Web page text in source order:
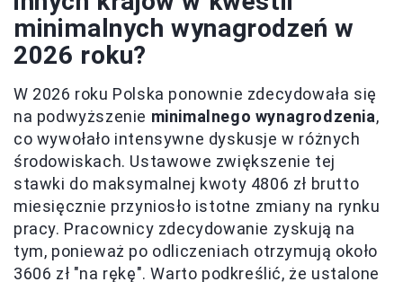
minimalnych wynagrodzeń w
2026 roku?
W 2026 roku Polska ponownie zdecydowała się
na podwyższenie minimalnego wynagrodzenia,
co wywołało intensywne dyskusje w różnych
środowiskach. Ustawowe zwiększenie tej
stawki do maksymalnej kwoty 4806 zł brutto
miesięcznie przyniosło istotne zmiany na rynku
pracy. Pracownicy zdecydowanie zyskują na
tym, ponieważ po odliczeniach otrzymują około
3606 zł "na rękę". Warto podkreślić, że ustalone